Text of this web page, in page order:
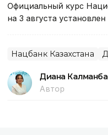
Официальный курс
на 3 августа
Нацбанк Казахстана
Диана
Автор